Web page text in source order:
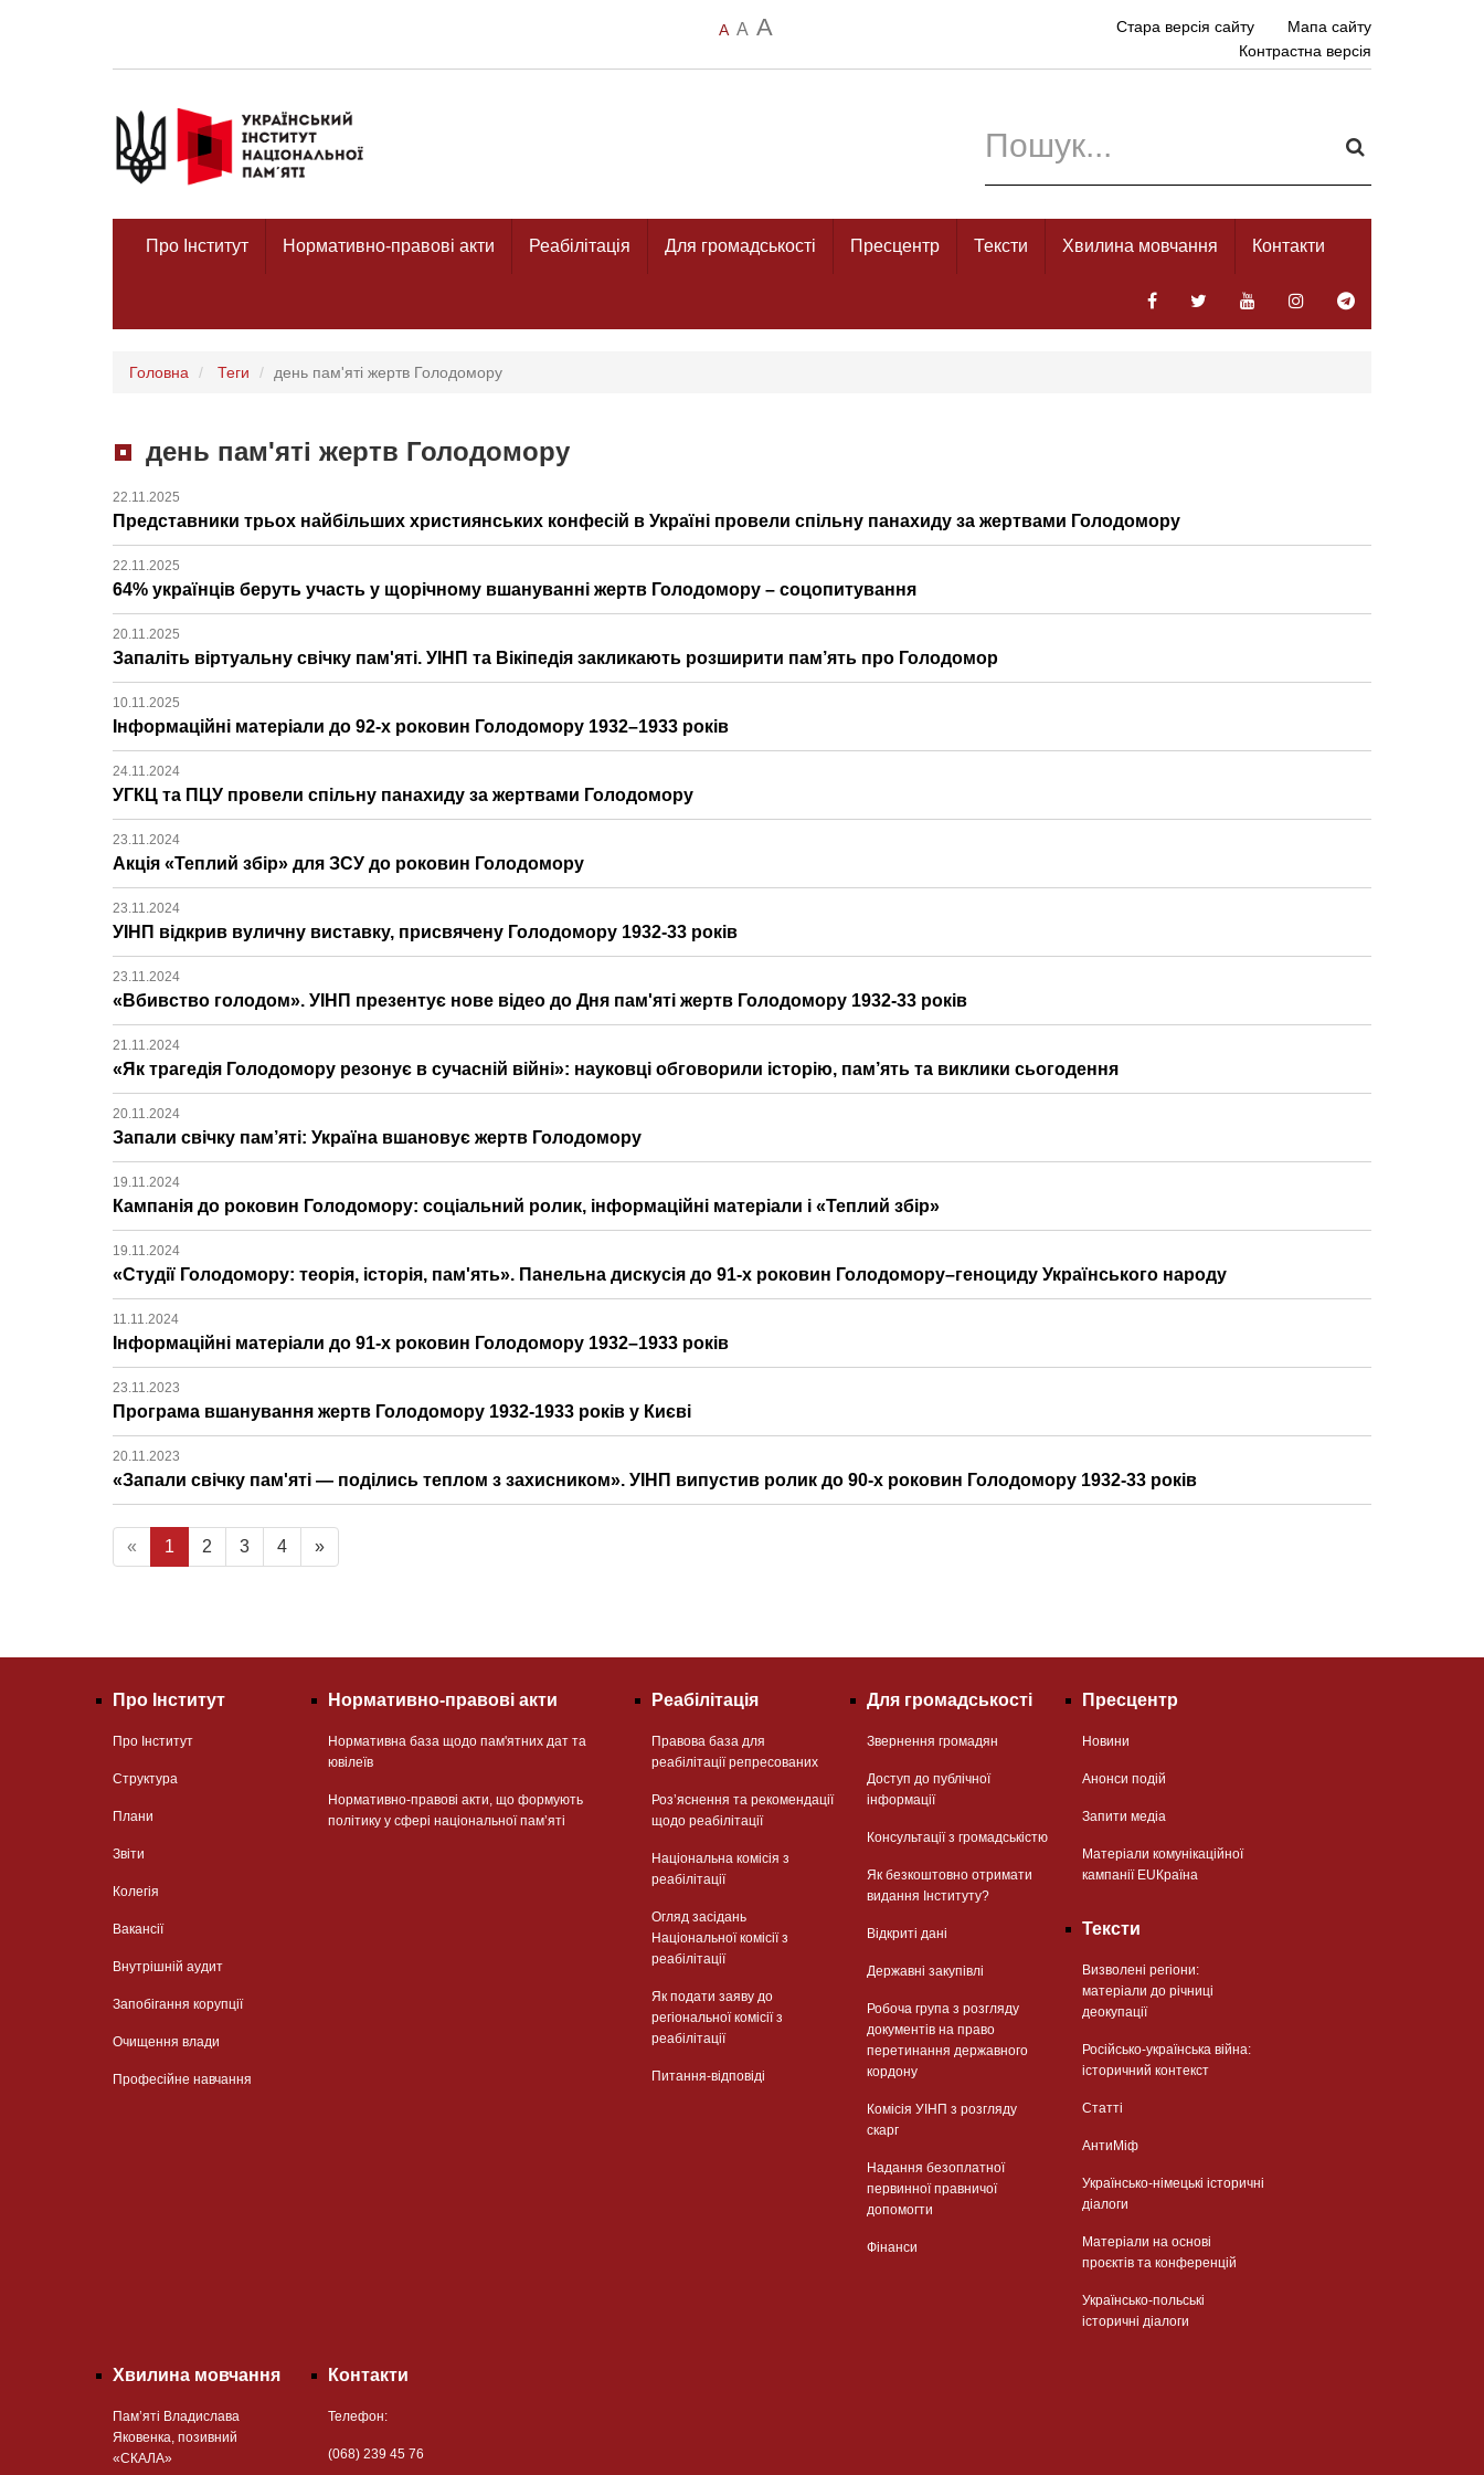
A A A Стара версія сайту
Мапа сайту
Контрастна версія
Про Інститут Нормативно-правові акти Реабілітація Для громадськості Пресцентр Тексти Хвилина мовчання Контакти
Головна Теги день пам'яті жертв Голодомору
день пам'яті жертв Голодомору
22.11.2025
Представники трьох найбільших християнських конфесій в Україні провели спільну панахиду за жертвами Голодомору
22.11.2025
64% українців беруть участь у щорічному вшануванні жертв Голодомору – соцопитування
20.11.2025
Запаліть віртуальну свічку пам'яті. УІНП та Вікіпедія закликають розширити пам’ять про Голодомор
10.11.2025
Інформаційні матеріали до 92-х роковин Голодомору 1932–1933 років
24.11.2024
УГКЦ та ПЦУ провели спільну панахиду за жертвами Голодомору
23.11.2024
Акція «Теплий збір» для ЗСУ до роковин Голодомору
23.11.2024
УІНП відкрив вуличну виставку, присвячену Голодомору 1932-33 років
23.11.2024
«Вбивство голодом». УІНП презентує нове відео до Дня пам'яті жертв Голодомору 1932-33 років
21.11.2024
«Як трагедія Голодомору резонує в сучасній війні»: науковці обговорили історію, пам’ять та виклики сьогодення
20.11.2024
Запали свічку пам’яті: Україна вшановує жертв Голодомору
19.11.2024
Кампанія до роковин Голодомору: соціальний ролик, інформаційні матеріали і «Теплий збір»
19.11.2024
«Студії Голодомору: теорія, історія, пам'ять». Панельна дискусія до 91-х роковин Голодомору–геноциду Українського народу
11.11.2024
Інформаційні матеріали до 91-х роковин Голодомору 1932–1933 років
23.11.2023
Програма вшанування жертв Голодомору 1932-1933 років у Києві
20.11.2023
«Запали свічку пам'яті — поділись теплом з захисником». УІНП випустив ролик до 90-х роковин Голодомору 1932-33 років
« 1 2 3 4 »
Про Інститут
Про Інститут
Структура
Плани
Звіти
Колегія
Вакансії
Внутрішній аудит
Запобігання корупції
Очищення влади
Професійне навчання
Нормативно-правові акти
Нормативна база щодо пам'ятних дат та
ювілеїв
Нормативно-правові акти, що формують
політику у сфері національної памʼяті
Реабілітація
Правова база для
реабілітації репресованих
Розʼяснення та рекомендації
щодо реабілітації
Національна комісія з
реабілітації
Огляд засідань
Національної комісії з
реабілітації
Як подати заяву до
регіональної комісії з
реабілітації
Питання-відповіді
Для громадськості
Звернення громадян
Доступ до публічної
інформації
Консультації з громадськістю
Як безкоштовно отримати
видання Інституту?
Відкриті дані
Державні закупівлі
Робоча група з розгляду
документів на право
перетинання державного
кордону
Комісія УІНП з розгляду
скарг
Надання безоплатної
первинної правничої
допомогти
Фінанси
Пресцентр
Новини
Анонси подій
Запити медіа
Матеріали комунікаційної
кампанії EUКраїна
Тексти
Визволені регіони:
матеріали до річниці
деокупації
Російсько-українська війна:
історичний контекст
Статті
АнтиМіф
Українсько-німецькі історичні
діалоги
Матеріали на основі
проєктів та конференцій
Українсько-польські
історичні діалоги
Хвилина мовчання
Пам’яті Владислава
Яковенка, позивний
«СКАЛА»
Контакти
Телефон:
(068) 239 45 76